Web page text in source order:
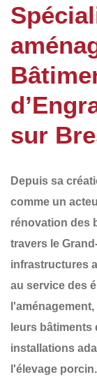
sur
Depuis sa
comme un
rénovation des
travers le
infrastructures
au service des
leurs bâtiments
installations
l'élevage porcin.